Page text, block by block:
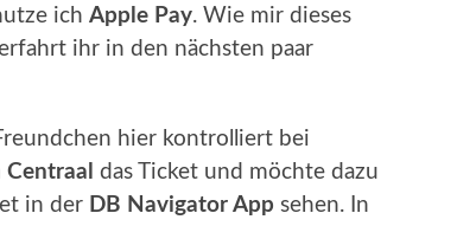
ich Apple Pay. Wie mir dieses
ihr in den nächsten paar
hier kontrolliert bei
das Ticket und möchte dazu
in der DB Navigator App sehen. In